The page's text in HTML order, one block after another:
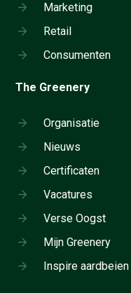
Marketing
Retail
Consumenten
The Greenery
Organisatie
Nieuws
Certificaten
Vacatures
Verse Oogst
Mijn Greenery
Inspire aardbeien